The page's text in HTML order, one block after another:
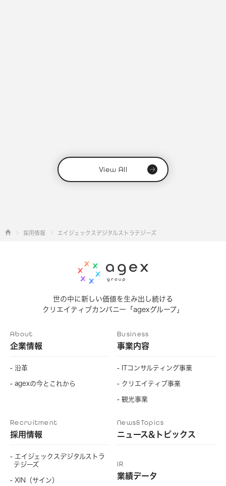
View All
採用情報 エイジェックスデジタルストラテジーズ
世の中に新しい価値を生み出し続ける
クリエイティブカンパニー「agexグループ」
About
企業情報
- 沿革
- agexの今とこれから
Business
事業内容
- ITコンサルティング事業
- クリエイティブ事業
- 観光事業
Recruitment
採用情報
- エイジェックスデジタルストラ
テジーズ
- XIN（サイン）
News&Topics
ニュース&トピックス
IR
業績データ